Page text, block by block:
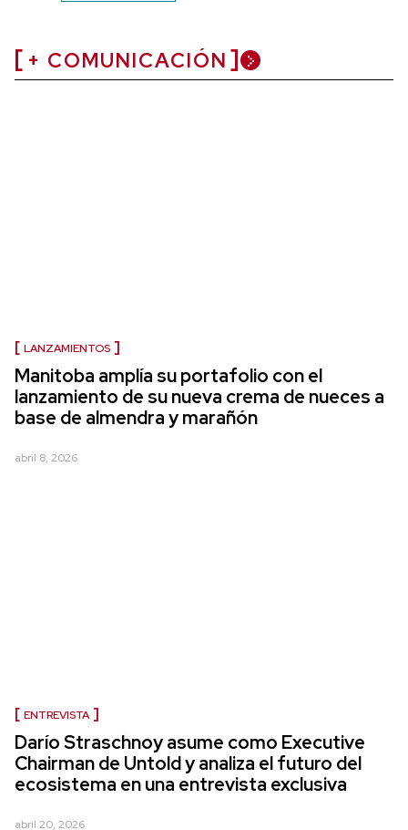
+ COMUNICACIÓN
LANZAMIENTOS
Manitoba amplía su portafolio con el
lanzamiento de su nueva crema de nueces a
base de almendra y marañón
abril 8, 2026
ENTREVISTA
Darío Straschnoy asume como Executive
Chairman de Untold y analiza el futuro del
ecosistema en una entrevista exclusiva
abril 20, 2026